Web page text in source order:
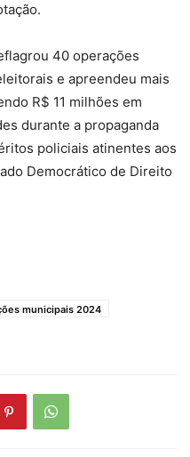
40 operações
e apreendeu mais
R$ 11 milhões em
durante a propaganda
policiais atinentes aos
Democrático de Direito
municipais 2024